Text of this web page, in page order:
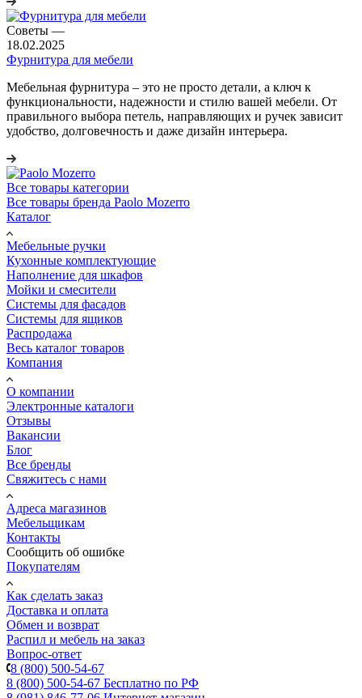
Советы —
18.02.2025
Фурнитура для мебели
Мебельная фурнитура – это не просто детали, а ключ к
функциональности, надежности и стилю вашей мебели. От
правильного выбора петель, направляющих и ручек зависит
удобство, долговечность и даже дизайн интерьера.
Все товары категории
Все товары бренда Paolo Mozerro
Каталог
Мебельные ручки
Кухонные комплектующие
Наполнение для шкафов
Мойки и смесители
Системы для фасадов
Системы для ящиков
Распродажа
Весь каталог товаров
Компания
О компании
Электронные каталоги
Отзывы
Вакансии
Блог
Все бренды
Свяжитесь с нами
Адреса магазинов
Мебельщикам
Контакты
Сообщить об ошибке
Покупателям
Как сделать заказ
Доставка и оплата
Обмен и возврат
Распил и мебель на заказ
Вопрос-ответ
8 (800) 500-54-67
8 (800) 500-54-67 Бесплатно по РФ